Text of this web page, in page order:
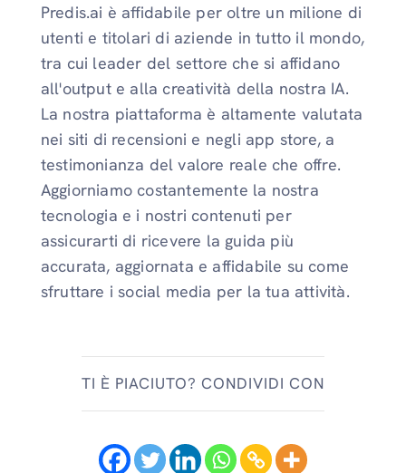
Predis.ai è affidabile per oltre un milione di
utenti e titolari di aziende in tutto il mondo,
tra cui leader del settore che si affidano
all'output e alla creatività della nostra IA.
La nostra piattaforma è altamente valutata
nei siti di recensioni e negli app store, a
testimonianza del valore reale che offre.
Aggiorniamo costantemente la nostra
tecnologia e i nostri contenuti per
assicurarti di ricevere la guida più
accurata, aggiornata e affidabile su come
sfruttare i social media per la tua attività.
TI È PIACIUTO? CONDIVIDI CON